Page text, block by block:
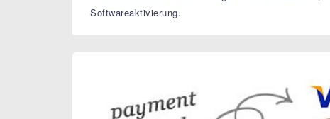
Softwareaktivierung.